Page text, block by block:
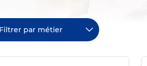
Filtrer par métier